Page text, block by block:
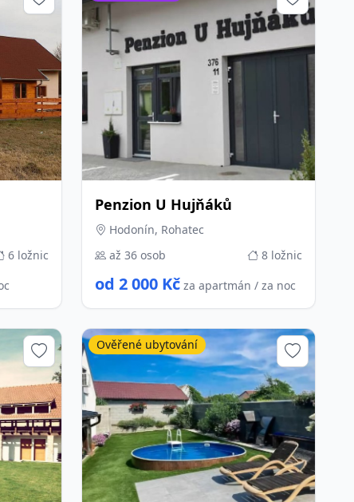
6 ložnic
Penzion U Hujňáků
Hodonín, Rohatec
až 36 osob
8 ložnic
od 2 000 Kč za apartmán / za noc
Ověřené ubytování